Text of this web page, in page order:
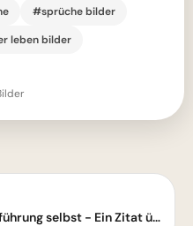
#sprüche bilder
leben bilder
Das Leben ist die Aufführung selbst - Ein Zitat über Lebenskunst